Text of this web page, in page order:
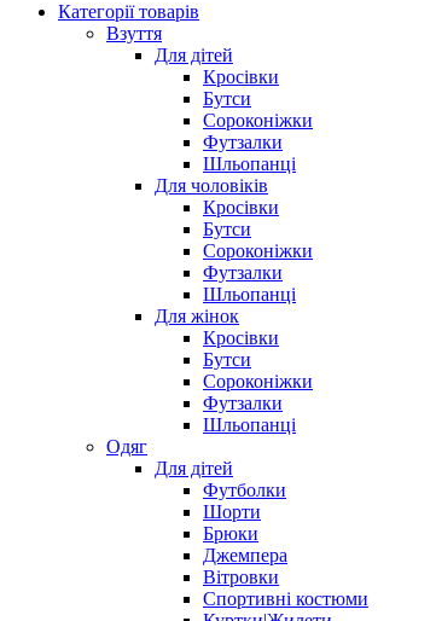
Категорії товарів
Взуття
Для дітей
Кросівки
Бутси
Сороконіжки
Футзалки
Шльопанці
Для чоловіків
Кросівки
Бутси
Сороконіжки
Футзалки
Шльопанці
Для жінок
Кросівки
Бутси
Сороконіжки
Футзалки
Шльопанці
Одяг
Для дітей
Футболки
Шорти
Брюки
Джемпера
Вітровки
Спортивні костюми